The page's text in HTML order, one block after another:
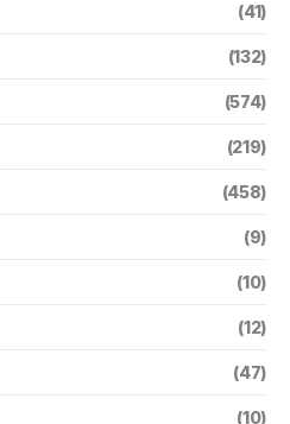
(41)
(132)
(574)
(219)
(458)
(9)
(10)
(12)
(47)
(10)